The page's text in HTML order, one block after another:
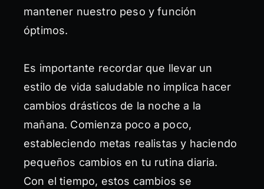
mantener nuestro peso y función
óptimos.
Es importante recordar que llevar un
estilo de vida saludable no implica hacer
cambios drásticos de la noche a la
mañana. Comienza poco a poco,
estableciendo metas realistas y haciendo
pequeños cambios en tu rutina diaria.
Con el tiempo, estos cambios se